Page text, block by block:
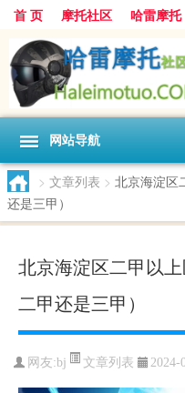
首 页 摩托社区 哈雷摩托
网站导航
> 文章列表 > 北京海淀区
还是三甲）
北京海淀区二甲以
二甲还是三甲）
网友:bj 文章列表 2024-